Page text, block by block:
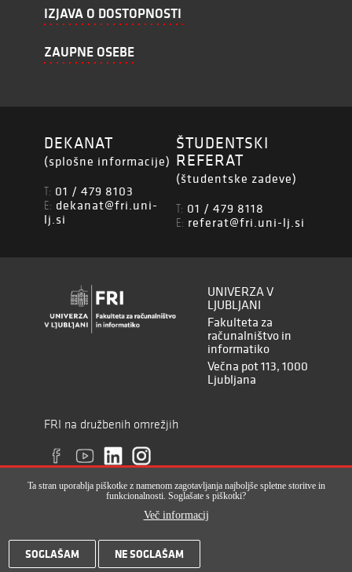
IZJAVA O DOSTOPNOSTI
ZAUPNE OSEBE
DEKANAT
(splošne informacije)
T: 01 / 479 8103
E: dekanat@fri.uni-
lj.si
ŠTUDENTSKI
REFERAT
(študentske zadeve)
T: 01 / 479 8118
E: referat@fri.uni-lj.si
UNIVERZA V
LJUBLJANI
Fakulteta za
računalništvo in
informatiko
Večna pot 113, 1000
Ljubljana
FRI na družbenih omrežjih
Vse pravice pridržane © Fakulteta za računalništvo in informatiko (ISSN
2820-2961), 2017-2022
Ta stran uporablja piškotke z namenom zagotavljanja najboljše spletne storitve in
funkcionalnosti. Soglašate s piškotki?
Več informacij
SOGLAŠAM NE SOGLAŠAM